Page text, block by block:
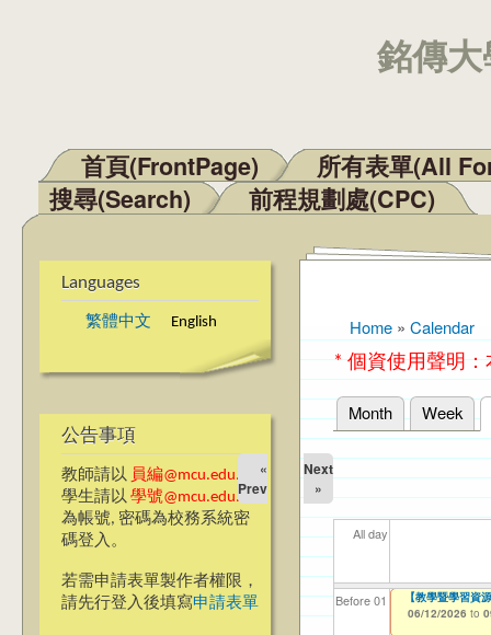
銘傳
Main menu
首頁(FrontPage)
所有表單(All
搜尋(Search)
前程規劃處(CPC)
Languages
繁體中文 English
公告事項
教師請以 員編@mcu.edu.tw
學生請以 學號@mcu.edu.tw
為帳號, 密碼為校務系統密
碼登入。
若需申請表單製作者權限，
請先行登入後填寫申請表單
You are here
Home » Calendar
* 個資使用聲明
Primary tabs
Month Week
«
Prev
Next
»
All day
Before 01
【資網處】
整合系統～表單
【財務處】工讀
11/12/2021 to
【財務處】漏打
錄
114
04/
114
02/
【學
07/
教務
11/
商品
11/
【教學暨學習資
06/12/2026 to
【教學暨學習資
06/12/2026 to